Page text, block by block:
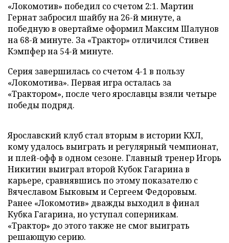
«Локомотив» победил со счетом 2:1. Мартин
Гернат забросил шайбу на 26-й минуте, а
победную в овертайме оформил Максим Шалунов
на 68-й минуте. За «Трактор» отличился Стивен
Кэмпфер на 54-й минуте.
Серия завершилась со счетом 4-1 в пользу
«Локомотива». Первая игра осталась за
«Трактором», после чего ярославцы взяли четыре
победы подряд.
Ярославский клуб стал вторым в истории КХЛ,
кому удалось выиграть и регулярный чемпионат,
и плей-офф в одном сезоне. Главный тренер Игорь
Никитин выиграл второй Кубок Гагарина в
карьере, сравнявшись по этому показателю с
Вячеславом Быковым и Сергеем Федоровым.
Ранее «Локомотив» дважды выходил в финал
Кубка Гагарина, но уступал соперникам.
«Трактор» до этого также не смог выиграть
решающую серию.